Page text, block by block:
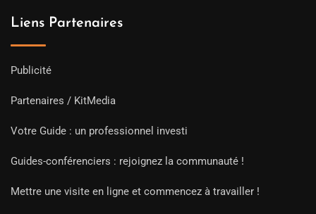
Liens Partenaires
Publicité
Partenaires / KitMedia
Votre Guide : un professionnel investi
Guides-conférenciers : rejoignez la communauté !
Mettre une visite en ligne et commencez à travailler !